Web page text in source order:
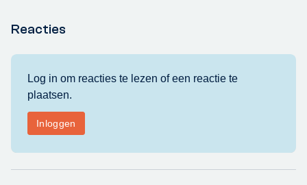
Reacties